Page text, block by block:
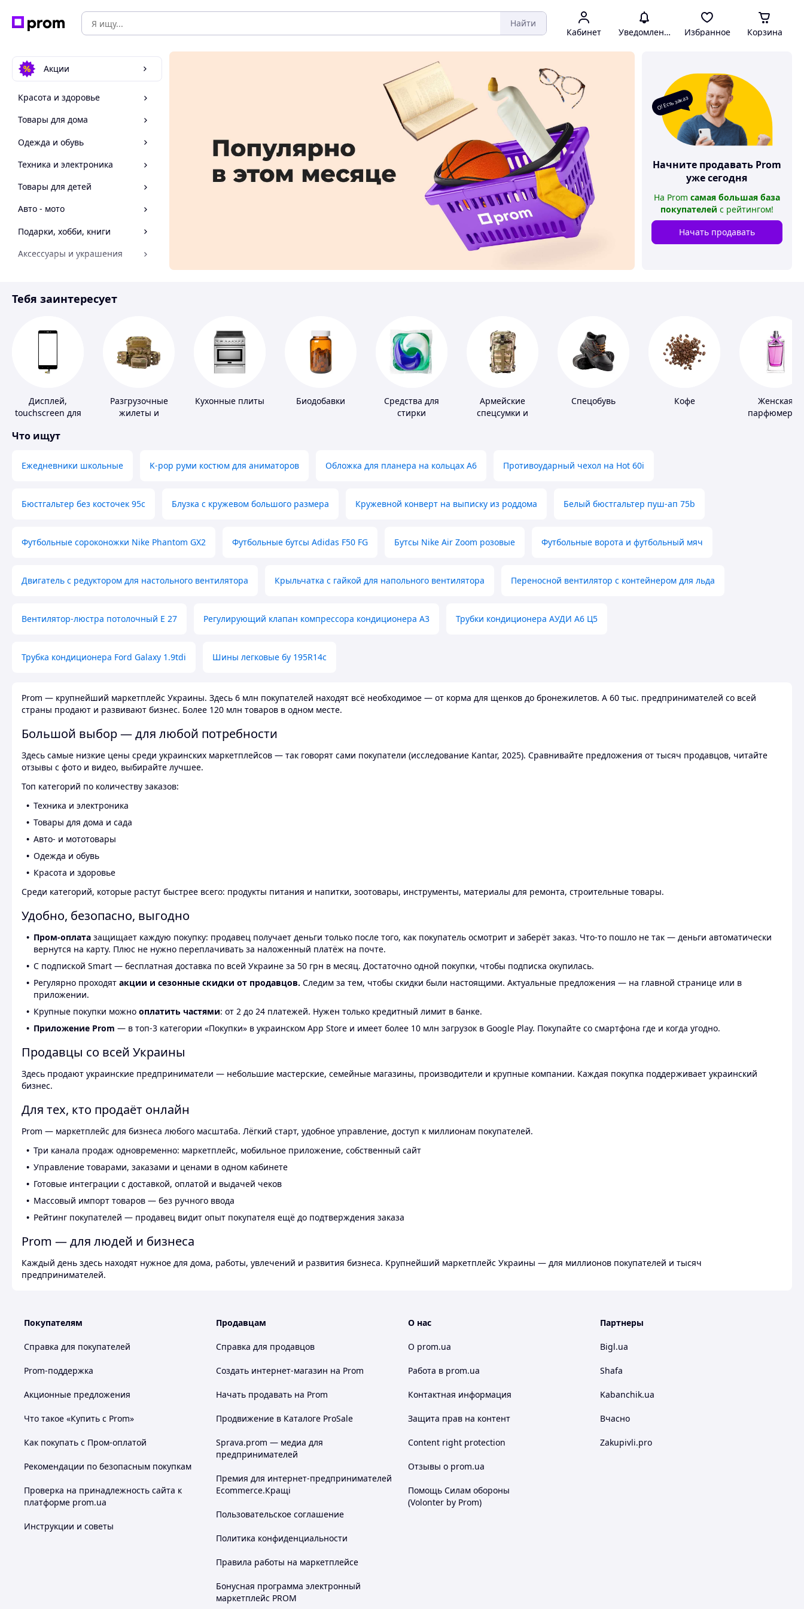
Найти
Кабинет Уведомления Избранное Корзина
Акции
Красота и здоровье
Товары для дома
Одежда и обувь
Техника и электроника
Товары для детей
Авто - мото
Подарки, хобби, книги
Аксессуары и украшения
Спорт и отдых
О! Есть заказ
Начните продавать Prom
уже сегодня
На Prom самая большая база
покупателей с рейтингом!
Начать продавать
Тебя заинтересует
Дисплей,
touchscreen для
Разгрузочные
жилеты и
Кухонные плиты Биодобавки
Средства для
стирки
Армейские
спецсумки и
Спецобувь Кофе
Женская
парфюмерия
Что ищут
Ежедневники школьные K-pop руми костюм для аниматоров Обложка для планера на кольцах А6 Противоударный чехол на Hot 60i
Бюстгальтер без косточек 95с Блузка с кружевом большого размера Кружевной конверт на выписку из роддома Белый бюстгальтер пуш-ап 75b
Футбольные сороконожки Nike Phantom GX2 Футбольные бутсы Adidas F50 FG Бутсы Nike Air Zoom розовые Футбольные ворота и футбольный мяч
Двигатель с редуктором для настольного вентилятора Крыльчатка с гайкой для напольного вентилятора Переносной вентилятор с контейнером для льда
Вентилятор-люстра потолочный E 27 Регулирующий клапан компрессора кондиционера А3 Трубки кондиционера АУДИ А6 Ц5
Трубка кондиционера Ford Galaxy 1.9tdi Шины легковые бу 195R14c
Prom — крупнейший маркетплейс Украины. Здесь 6 млн покупателей находят всё необходимое — от корма для щенков до бронежилетов. А 60 тыс. предпринимателей со всей
страны продают и развивают бизнес. Более 120 млн товаров в одном месте.
Большой выбор — для любой потребности
Здесь самые низкие цены среди украинских маркетплейсов — так говорят сами покупатели (исследование Kantar, 2025). Сравнивайте предложения от тысяч продавцов, читайте
отзывы с фото и видео, выбирайте лучшее.
Топ категорий по количеству заказов:
Техника и электроника
Товары для дома и сада
Авто- и мототовары
Одежда и обувь
Красота и здоровье
Среди категорий, которые растут быстрее всего: продукты питания и напитки, зоотовары, инструменты, материалы для ремонта, строительные товары.
Удобно, безопасно, выгодно
Пром-оплата защищает каждую покупку: продавец получает деньги только после того, как покупатель осмотрит и заберёт заказ. Что-то пошло не так — деньги автоматически
вернутся на карту. Плюс не нужно переплачивать за наложенный платёж на почте.
С подпиской Smart — бесплатная доставка по всей Украине за 50 грн в месяц. Достаточно одной покупки, чтобы подписка окупилась.
Регулярно проходят акции и сезонные скидки от продавцов. Следим за тем, чтобы скидки были настоящими. Актуальные предложения — на главной странице или в
приложении.
Крупные покупки можно оплатить частями: от 2 до 24 платежей. Нужен только кредитный лимит в банке.
Приложение Prom — в топ-3 категории «Покупки» в украинском App Store и имеет более 10 млн загрузок в Google Play. Покупайте со смартфона где и когда угодно.
Продавцы со всей Украины
Здесь продают украинские предприниматели — небольшие мастерские, семейные магазины, производители и крупные компании. Каждая покупка поддерживает украинский
бизнес.
Для тех, кто продаёт онлайн
Prom — маркетплейс для бизнеса любого масштаба. Лёгкий старт, удобное управление, доступ к миллионам покупателей.
Три канала продаж одновременно: маркетплейс, мобильное приложение, собственный сайт
Управление товарами, заказами и ценами в одном кабинете
Готовые интеграции с доставкой, оплатой и выдачей чеков
Массовый импорт товаров — без ручного ввода
Рейтинг покупателей — продавец видит опыт покупателя ещё до подтверждения заказа
Prom — для людей и бизнеса
Каждый день здесь находят нужное для дома, работы, увлечений и развития бизнеса. Крупнейший маркетплейс Украины — для миллионов покупателей и тысяч
предпринимателей.
Покупателям
Справка для покупателей
Prom-поддержка
Акционные предложения
Что такое «Купить с Prom»
Как покупать с Пром-оплатой
Рекомендации по безопасным покупкам
Проверка на принадлежность сайта к
платформе prom.ua
Инструкции и советы
Продавцам
Справка для продавцов
Создать интернет-магазин на Prom
Начать продавать на Prom
Продвижение в Каталоге ProSale
Sprava.prom — медиа для
предпринимателей
Премия для интернет-предпринимателей
Ecommerce.Кращі
Пользовательское соглашение
Политика конфиденциальности
Правила работы на маркетплейсе
Бонусная программа электронный
маркетплейс PROM
О нас
О prom.ua
Работа в prom.ua
Контактная информация
Защита прав на контент
Content right protection
Отзывы о prom.ua
Помощь Силам обороны
(Volonter by Prom)
Партнеры
Bigl.ua
Shafa
Kabanchik.ua
Вчасно
Zakupivli.pro